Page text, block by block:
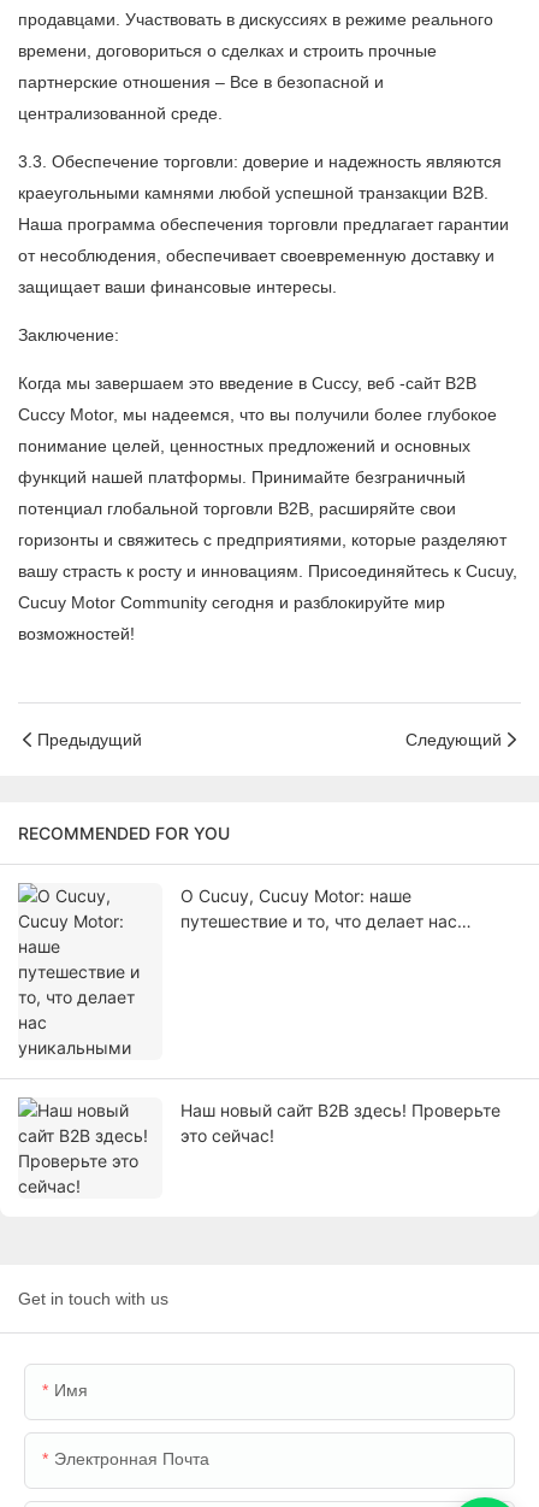
продавцами. Участвовать в дискуссиях в режиме реального
времени, договориться о сделках и строить прочные
партнерские отношения – Все в безопасной и
централизованной среде.
3.3. Обеспечение торговли: доверие и надежность являются
краеугольными камнями любой успешной транзакции B2B.
Наша программа обеспечения торговли предлагает гарантии
от несоблюдения, обеспечивает своевременную доставку и
защищает ваши финансовые интересы.
Заключение:
Когда мы завершаем это введение в Cuccy, веб -сайт B2B
Cuccy Motor, мы надеемся, что вы получили более глубокое
понимание целей, ценностных предложений и основных
функций нашей платформы. Принимайте безграничный
потенциал глобальной торговли B2B, расширяйте свои
горизонты и свяжитесь с предприятиями, которые разделяют
вашу страсть к росту и инновациям. Присоединяйтесь к Cucuy,
Cucuy Motor Community сегодня и разблокируйте мир
возможностей!
Предыдущий Следующий
RECOMMENDED FOR YOU
О Cucuy, Cucuy Motor: наше
путешествие и то, что делает нас
Наш новый сайт B2B здесь! Проверьте
это сейчас!
Get in touch with us
Имя
Электронная Почта